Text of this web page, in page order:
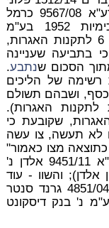
נ' שר הפנים, פסקה 5 (19.3.2014); רע"א 9567/08 כרמל
אולפניים בע"מ נ' תעשיות אלקטרוכימיות 1952 בע"מ
(בפירוק), פסקה 19 (5.1.2011)). תקנה 6 לתקנות האגרות,
בתביעה שעניינה
הסכום שנתבע.
רשימה של הליכים
בכסף, ושבהם תשולם
האגרות).
3(1) לתקנות האגרות, שקובעת כי
לא תעשה, צו עשה
מצו כאמור"
תשולם אגרה בסכום קבוע, כאמור (רע"א 9451/11 אלדן נ'
(להלן: עניין אלדן); והשוו - עוד
קודם להתקנת תקנות האגרות - רע"א 4851/04 גרנד סנטר
נ' בנק דיסקונט